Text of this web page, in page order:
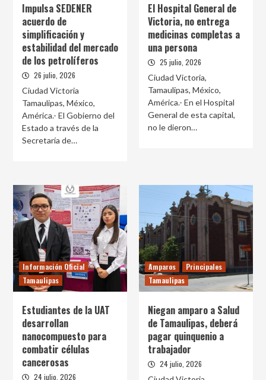
Impulsa SEDENER
acuerdo de
simplificación y
estabilidad del mercado
de los petrolíferos
26 julio, 2026
Ciudad Victoria
Tamaulipas, México,
América.- El Gobierno del
Estado a través de la
Secretaría de…
El Hospital General de
Victoria, no entrega
medicinas completas a
una persona
25 julio, 2026
Ciudad Victoria,
Tamaulipas, México,
América.- En el Hospital
General de esta capital,
no le dieron…
Información Oficial
Tamaulipas
Estudiantes de la UAT
desarrollan
nanocompuesto para
combatir células
cancerosas
24 julio, 2026
Amparos
Principales
Tamaulipas
Niegan amparo a Salud
de Tamaulipas, deberá
pagar quinquenio a
trabajador
24 julio, 2026